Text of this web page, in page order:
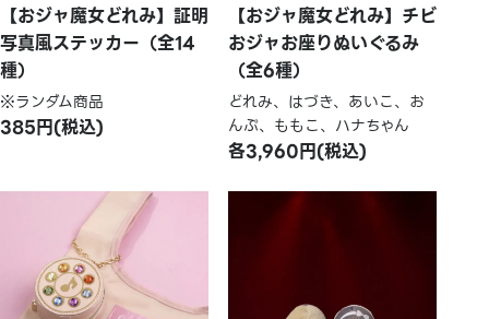
【おジャ魔女どれみ】証明
写真風ステッカー（全14
種）
※ランダム商品
385円(税込)
【おジャ魔女どれみ】チビ
おジャお座りぬいぐるみ
（全6種）
どれみ、はづき、あいこ、お
んぷ、ももこ、ハナちゃん
各3,960円(税込)